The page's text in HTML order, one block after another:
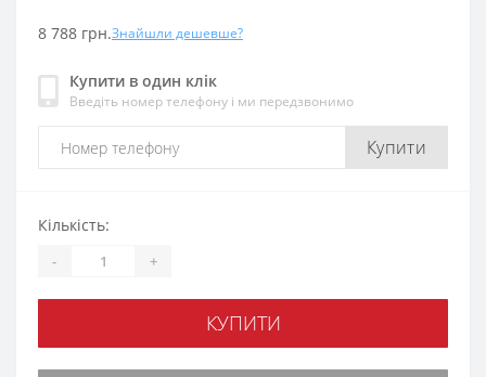
8 788 грн.Знайшли дешевше?
Купити в один клік
Введіть номер телефону і ми передзвонимо
Купити
Кількість:
- +
КУПИТИ